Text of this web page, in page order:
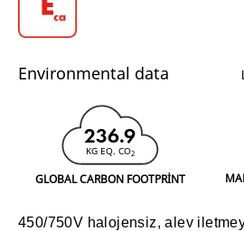
Environmental data
236.9
KG EQ. CO2
GLOBAL CARBON FOOTPRINT
450/750V halojensiz, alev